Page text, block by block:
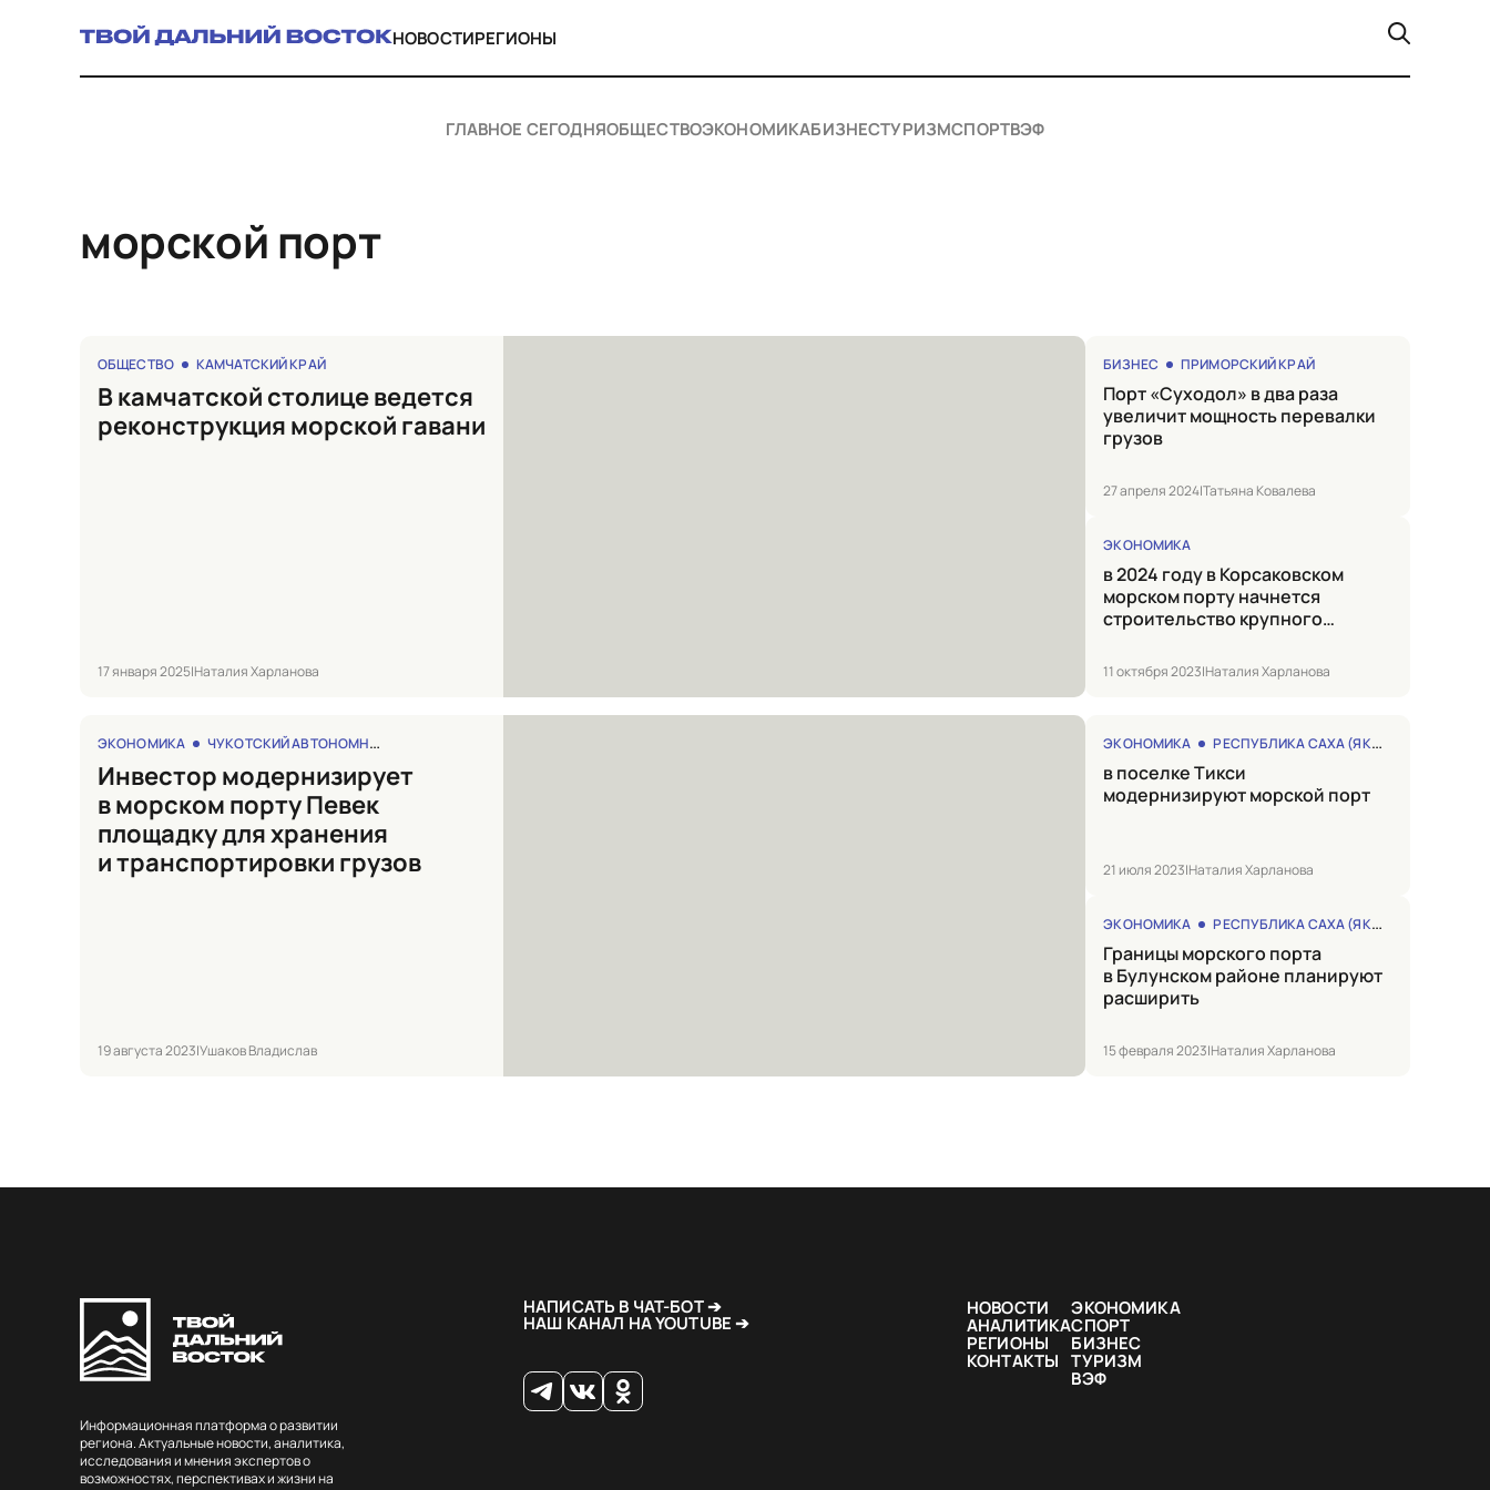
НОВОСТИРЕГИОНЫ
ГЛАВНОЕ СЕГОДНЯОБЩЕСТВОЭКОНОМИКАБИЗНЕСТУРИЗМСПОРТВЭФ
морской порт
ОБЩЕСТВО КАМЧАТСКИЙ КРАЙ
в камчатской столице ведется
реконструкция морской гавани
17 января 2025|Наталия Харланова
БИЗНЕС ПРИМОРСКИЙ КРАЙ
Порт «Суходол» в два раза
увеличит мощность перевалки
грузов
27 апреля 2024|Татьяна Ковалева
ЭКОНОМИКА
в 2024 году в Корсаковском
морском порту начнется
строительство крупного
комплекса
11 октября 2023|Наталия Харланова
ЭКОНОМИКА ЧУКОТСКИЙ АВТОНОМНЫЙ ОКРУГ
Инвестор модернизирует
в морском порту Певек
площадку для хранения
и транспортировки грузов
19 августа 2023|Ушаков Владислав
ЭКОНОМИКА РЕСПУБЛИКА САХА (ЯКУТИЯ)
в поселке Тикси
модернизируют морской порт
21 июля 2023|Наталия Харланова
ЭКОНОМИКА РЕСПУБЛИКА САХА (ЯКУТИЯ)
Границы морского порта
в Булунском районе планируют
расширить
15 февраля 2023|Наталия Харланова
Информационная платформа о развитии
региона. Актуальные новости, аналитика,
исследования и мнения экспертов о
возможностях, перспективах и жизни на
НАПИСАТЬ В ЧАТ-БОТ ➔
НАШ КАНАЛ НА YOUTUBE ➔
НОВОСТИ
АНАЛИТИКА
РЕГИОНЫ
КОНТАКТЫ
ЭКОНОМИКА
СПОРТ
БИЗНЕС
ТУРИЗМ
ВЭФ